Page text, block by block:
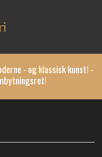
- og klassisk kunst! -